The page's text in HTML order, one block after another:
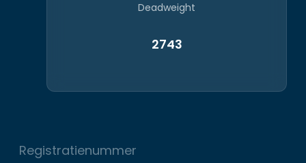
Deadweight
2743
Registratienummer